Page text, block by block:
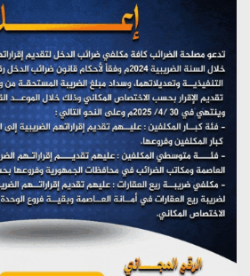
تستمعون لبرنامج (هندسة الوهم)
يوليو 28, 2026
مؤتمر صحفي لمركز عين الإنسانية حول
على اليمن
يوليو 27, 2026
تستمعون لبرنامج (مع السيد القائد)
يوليو 26, 2026